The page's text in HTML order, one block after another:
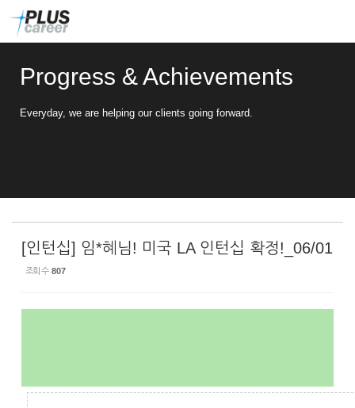
Progress & Achievements
Everyday, we are helping our clients going forward.
[인턴십] 임*혜님! 미국 LA 인턴십 확정!_06/01
조회 수 807